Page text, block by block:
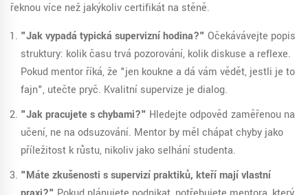
řeknou více než jakýkoliv certifikát na stěně.
"Jak vypadá typická supervizní hodina?" Očekávávejte popis
struktury: kolik času trvá pozorování, kolik diskuse a reflexe.
Pokud mentor říká, že "jen koukne a dá vám vědět, jestli je to
fajn", utečte pryč. Kvalitní supervize je dialog.
"Jak pracujete s chybami?" Hledejte odpověď zaměřenou na
učení, ne na odsuzování. Mentor by měl chápat chyby jako
příležitost k růstu, nikoliv jako selhání studenta.
"Máte zkušenosti s supervizí praktiků, kteří mají vlastní